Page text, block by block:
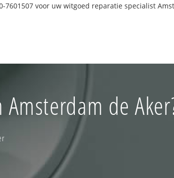
7601507 voor uw witgoed reparatie specialist
de